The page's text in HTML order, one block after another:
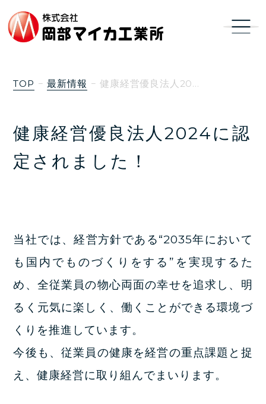
健康経営優良法人2024に認
定されました！
TOP 最新情報 健康経営優良法人20…
当社では、経営方針である“2035年において
も国内でものづくりをする”を実現するた
め、全従業員の物心両面の幸せを追求し、明
るく元気に楽しく、働くことができる環境づ
くりを推進しています。
今後も、従業員の健康を経営の重点課題と捉
え、健康経営に取り組んでまいります。